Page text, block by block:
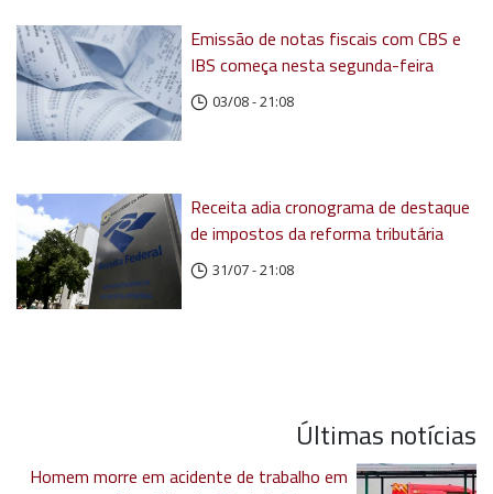
Emissão de notas fiscais com CBS e
IBS começa nesta segunda-feira
03/08 - 21:08
Receita adia cronograma de destaque
de impostos da reforma tributária
31/07 - 21:08
Últimas notícias
Homem morre em acidente de trabalho em